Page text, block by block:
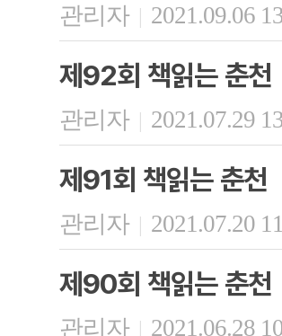
관리자 | 2021.09.06
제92회 책읽는 춘천
관리자 | 2021.07.29
제91회 책읽는 춘천
관리자 | 2021.07.20
제90회 책읽는 춘천
관리자 | 2021.06.28